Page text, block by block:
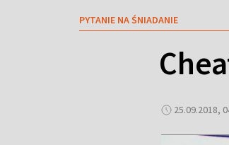
PYTANIE NA ŚNIADANIE
25.09.2018,